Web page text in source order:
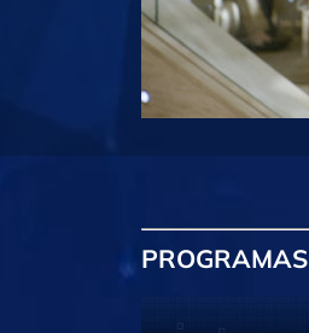
PROGRAMAS